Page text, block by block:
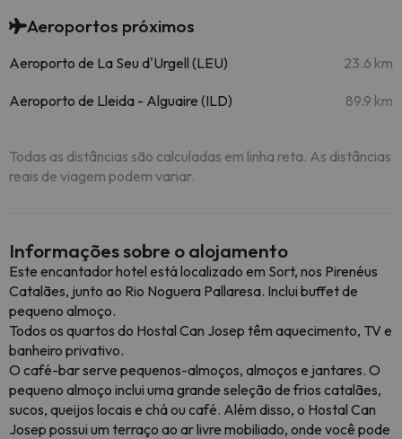
Aeroportos próximos
Aeroporto de La Seu d'Urgell (LEU) 23.6 km
Aeroporto de Lleida - Alguaire (ILD) 89.9 km
Todas as distâncias são calculadas em linha reta. As distâncias
reais de viagem podem variar.
Informações sobre o alojamento
Este encantador hotel está localizado em Sort, nos Pirenéus
Catalães, junto ao Rio Noguera Pallaresa. Inclui buffet de
pequeno almoço.
Todos os quartos do Hostal Can Josep têm aquecimento, TV e
banheiro privativo.
O café-bar serve pequenos-almoços, almoços e jantares. O
pequeno almoço inclui uma grande seleção de frios catalães,
sucos, queijos locais e chá ou café. Além disso, o Hostal Can
Josep possui um terraço ao ar livre mobiliado, onde você pode